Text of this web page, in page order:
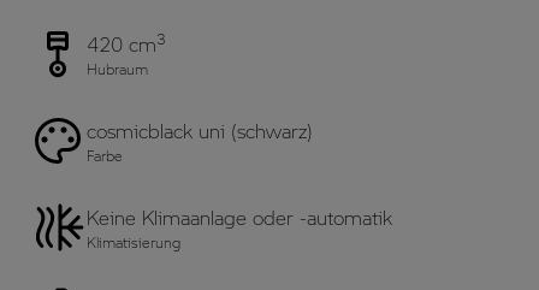
420 cm3
Hubraum
cosmicblack uni (schwarz)
Farbe
Keine Klimaanlage oder -automatik
Klimatisierung